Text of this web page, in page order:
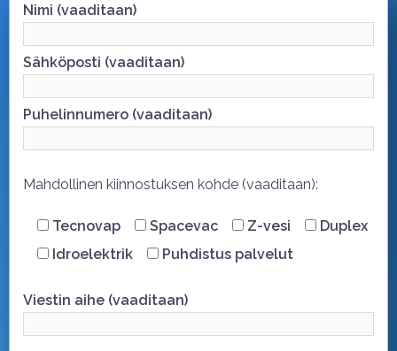
Nimi (vaaditaan)
Sähköposti (vaaditaan)
Puhelinnumero (vaaditaan)
Mahdollinen kiinnostuksen kohde (vaaditaan):
Tecnovap Spacevac Z-vesi
Duplex
Idroelektrik
Puhdistus palvelut
Viestin aihe (vaaditaan)